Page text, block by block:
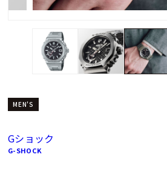
MEN'S
Gショック
G-SHOCK